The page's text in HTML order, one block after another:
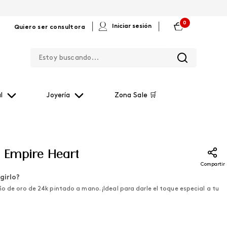
Quiero ser consultora Iniciar sesión
0
Joyería Zona Sale 🛒
Empire Heart
Compartir
de oro de 24k pintado a mano. ¡Ideal para darle el toque especial a tu